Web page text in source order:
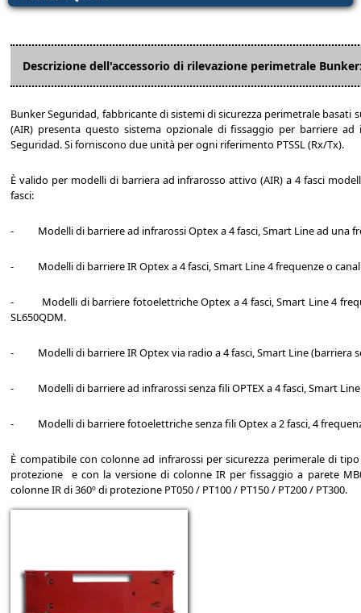
Descrizione dell'accessorio di rilevazione perimetrale
Bunker Seguridad, fabbricante di sistemi di sicurezza perimetrale
(AIR) presenta questo sistema opzionale di fissaggio per barriere
Seguridad. Si forniscono due unità per ogni riferimento PTSSL (Rx/Tx).
È valido per modelli di barriera ad infrarosso attivo (AIR) a 4 fasci
fasci:
- Modelli di barriere ad infrarossi Optex a 4 fasci, Smart Line ad una
- Modelli di barriere IR Optex a 4 fasci, Smart Line 4 frequenze o canali:
- Modelli di barriere fotoelettriche Optex a 4 fasci, Smart Line 4
SL650QDM.
- Modelli di barriere IR Optex via radio a 4 fasci, Smart Line (barriera
- Modelli di barriere ad infrarossi senza fili OPTEX a 4 fasci, Smart Line
- Modelli di barriere fotoelettriche senza fili Optex a 2 fasci, 4 frequenze
È compatibile con colonne ad infrarossi per sicurezza perimerale di
protezione e con la versione di colonne IR per fissaggio a parete
colonne IR di 360º di protezione PT050 / PT100 / PT150 / PT200 / PT300.